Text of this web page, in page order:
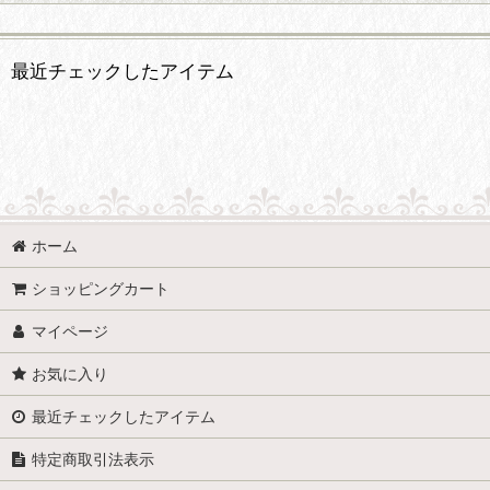
最近チェックしたアイテム
ホーム
ショッピングカート
マイページ
お気に入り
最近チェックしたアイテム
特定商取引法表示